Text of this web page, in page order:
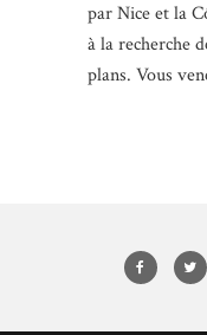
par Nice et la
à la recherche
plans. Vous